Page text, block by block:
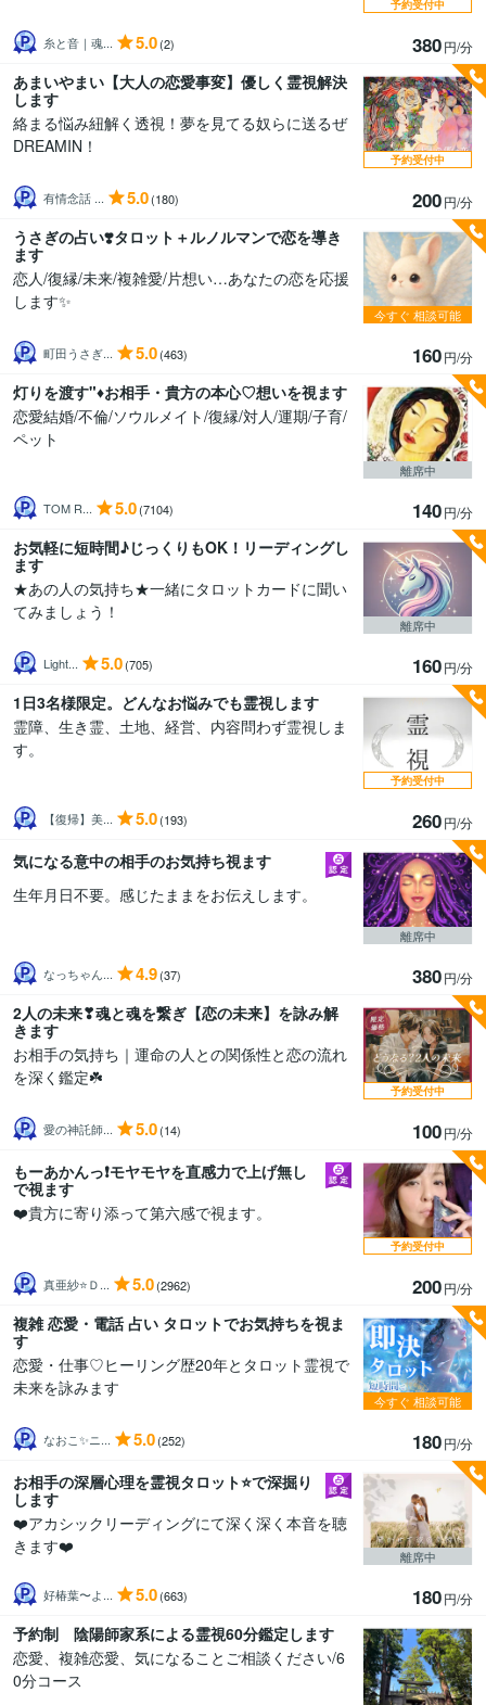
糸と音｜魂... 5.0(2) 380円/分
予約受付中
あまいやまい【大人の恋愛事変】優しく霊視解決
します
絡まる悩み紐解く透視！夢を見てる奴らに送るぜ
DREAMIN！
有情念話 ... 5.0(180) 200円/分
予約受付中
うさぎの占い❣️タロット＋ルノルマンで恋を導き
ます
恋人/復縁/未来/複雑愛/片想い…あなたの恋を応援
します✨
町田うさぎ... 5.0(463) 160円/分
今すぐ 相談可能
灯りを渡す"♦️お相手・貴方の本心♡想いを視ます
恋愛結婚/不倫/ソウルメイト/復縁/対人/運期/子育/
ペット
TOM R... 5.0(7104) 140円/分
離席中
お気軽に短時間♪じっくりもOK！リーディングし
ます
★あの人の気持ち★一緒にタロットカードに聞い
てみましょう！
Light... 5.0(705) 160円/分
離席中
1日3名様限定。どんなお悩みでも霊視します
霊障、生き霊、土地、経営、内容問わず霊視しま
す。
【復帰】美... 5.0(193) 260円/分
予約受付中
気になる意中の相手のお気持ち視ます
生年月日不要。感じたままをお伝えします。
なっちゃん... 4.9(37) 380円/分
離席中
2人の未来❣魂と魂を繋ぎ【恋の未来】を詠み解
きます
お相手の気持ち｜運命の人との関係性と恋の流れ
を深く鑑定☘️
愛の神託師... 5.0(14) 100円/分
予約受付中
もーあかんっ❗️モヤモヤを直感力で上げ無し
で視ます
❤️貴方に寄り添って第六感で視ます。
真亜紗⭐Ｄ... 5.0(2962) 200円/分
予約受付中
複雑 恋愛・電話 占い タロットでお気持ちを視ま
す
恋愛・仕事♡ヒーリング歴20年とタロット霊視で
未来を詠みます
なおこ✨ニ... 5.0(252) 180円/分
今すぐ 相談可能
お相手の深層心理を霊視タロット⭐️で深掘り
します
❤️アカシックリーディングにて深く深く本音を聴
きます❤️
好椿葉〜よ... 5.0(663) 180円/分
離席中
予約制 陰陽師家系による霊視60分鑑定します
恋愛、複雑恋愛、気になることご相談ください/6
0分コース